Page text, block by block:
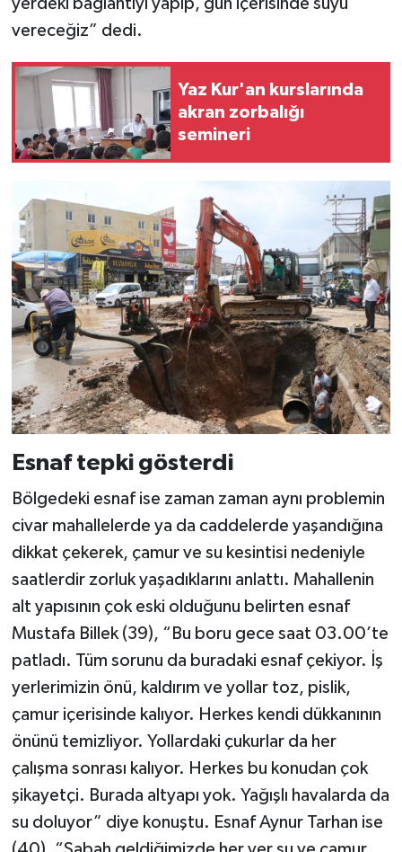
yerdeki bağlantıyı yapıp, gün içerisinde suyu
vereceğiz” dedi.
Yaz Kur'an kurslarında
akran zorbalığı
semineri
Esnaf tepki gösterdi
Bölgedeki esnaf ise zaman zaman aynı problemin
civar mahallelerde ya da caddelerde yaşandığına
dikkat çekerek, çamur ve su kesintisi nedeniyle
saatlerdir zorluk yaşadıklarını anlattı. Mahallenin
alt yapısının çok eski olduğunu belirten esnaf
Mustafa Billek (39), “Bu boru gece saat 03.00’te
patladı. Tüm sorunu da buradaki esnaf çekiyor. İş
yerlerimizin önü, kaldırım ve yollar toz, pislik,
çamur içerisinde kalıyor. Herkes kendi dükkanının
önünü temizliyor. Yollardaki çukurlar da her
çalışma sonrası kalıyor. Herkes bu konudan çok
şikayetçi. Burada altyapı yok. Yağışlı havalarda da
su doluyor” diye konuştu. Esnaf Aynur Tarhan ise